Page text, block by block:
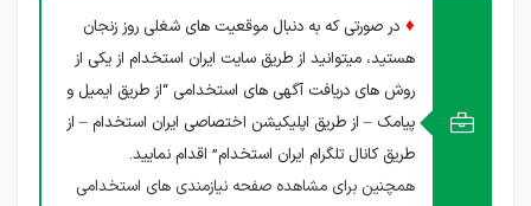
♦ در صورتی که به دنبال موقعیت های شغلی روز زنجان
هستید، میتوانید از طریق سایت ایران استخدام از یکی از
روش های دریافت آگهی های استخدامی “از طریق ایمیل و
پیامک – از طریق اپلیکیشن اختصاصی ایران استخدام – از
طریق کانال تلگرام ایران استخدام” اقدام نمایید.
همچنین برای مشاهده صفحه نیازمندی های استخدامی